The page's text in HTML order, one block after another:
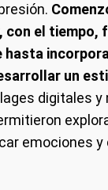
con el tiempo,
un
digitales
emociones